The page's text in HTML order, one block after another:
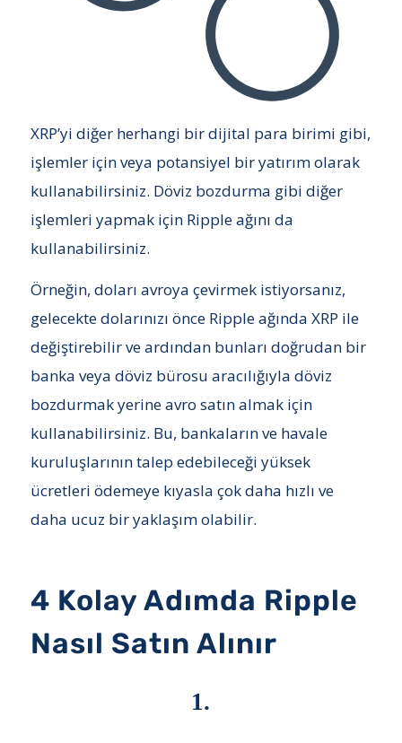
XRP’yi diğer herhangi bir dijital para birimi gibi,
işlemler için veya potansiyel bir yatırım olarak
kullanabilirsiniz. Döviz bozdurma gibi diğer
işlemleri yapmak için Ripple ağını da
kullanabilirsiniz.
Örneğin, doları avroya çevirmek istiyorsanız,
gelecekte dolarınızı önce Ripple ağında XRP ile
değiştirebilir ve ardından bunları doğrudan bir
banka veya döviz bürosu aracılığıyla döviz
bozdurmak yerine avro satın almak için
kullanabilirsiniz. Bu, bankaların ve havale
kuruluşlarının talep edebileceği yüksek
ücretleri ödemeye kıyasla çok daha hızlı ve
daha ucuz bir yaklaşım olabilir.
4 Kolay Adımda Ripple
Nasıl Satın Alınır
1.